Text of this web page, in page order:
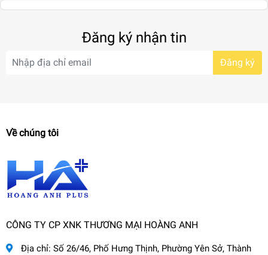
Đăng ký nhận tin
Đăng ký
Về chúng tôi
CÔNG TY CP XNK THƯƠNG MẠI HOÀNG ANH
Địa chỉ: Số 26/46, Phố Hưng Thịnh, Phường Yên Sở, Thành